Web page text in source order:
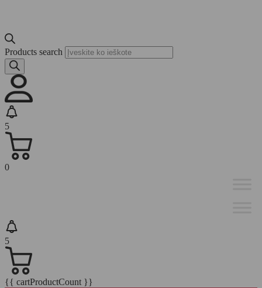
Products search
5
0
5
{{ cartProductCount }}